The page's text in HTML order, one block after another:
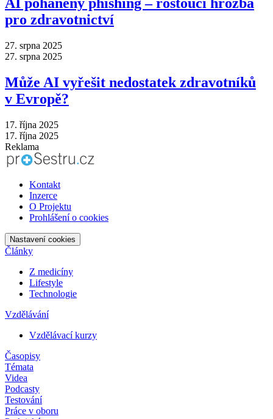
pro zdravotnictví
27. srpna 2025
27. srpna 2025
Může AI vyřešit nedostatek zdravotníků
v Evropě?
17. října 2025
17. října 2025
Reklama
Kontakt
Inzerce
O Projektu
Prohlášení o cookies
Nastavení cookies
Články
Z medicíny
Lifestyle
Technologie
Vzdělávání
Vzdělávací kurzy
Časopisy
Témata
Videa
Podcasty
Testování
Práce v oboru